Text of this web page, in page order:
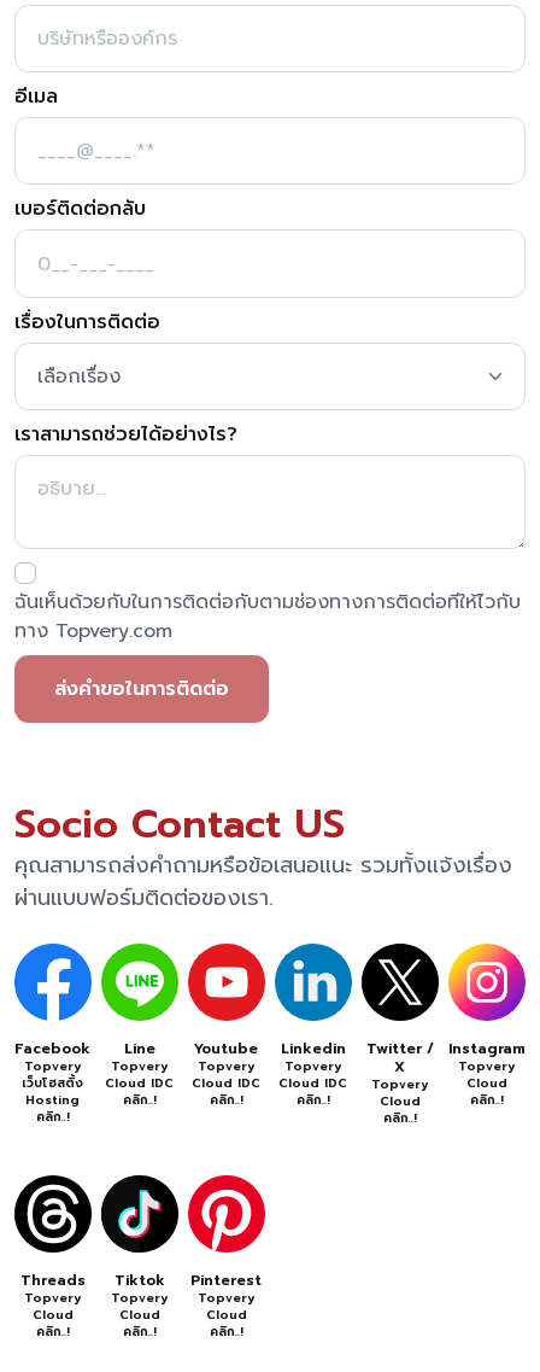
อีเมล
เบอร์ติดต่อกลับ
เรื่องในการติดต่อ
เราสามารถช่วยได้อย่างไร?
ฉันเห็นด้วยกับในการติดต่อกับตามช่องทางการติดต่อทีให้ไวกับ
ทาง Topvery.com
ส่งคำขอในการติดต่อ
Socio Contact US
คุณสามารถส่งคำถามหรือข้อเสนอแนะ รวมทั้งแจ้งเรื่อง
ผ่านแบบฟอร์มติดต่อของเรา.
Facebook
Topvery
เว็บโฮสติ้ง
Hosting
คลิก..!
Line
Topvery
Cloud IDC
คลิก..!
Youtube
Topvery
Cloud IDC
คลิก..!
Linkedin
Topvery
Cloud IDC
คลิก..!
Twitter /
X
Topvery
Cloud
คลิก..!
Instagram
Topvery
Cloud
คลิก..!
Threads
Topvery
Cloud
คลิก..!
Tiktok
Topvery
Cloud
คลิก..!
Pinterest
Topvery
Cloud
คลิก..!